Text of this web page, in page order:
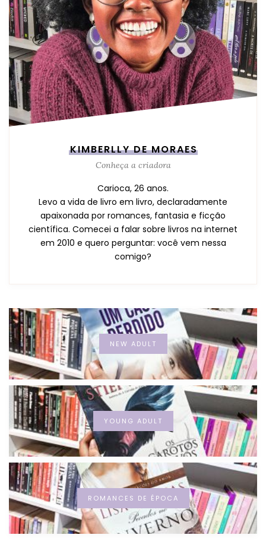
KIMBERLLY DE MORAES
Conheça a criadora
Carioca, 26 anos.
Levo a vida de livro em livro, declaradamente
apaixonada por romances, fantasia e ficção
científica. Comecei a falar sobre livros na internet
em 2010 e quero perguntar: você vem nessa
comigo?
NEW ADULT
YOUNG ADULT
ROMANCES DE ÉPOCA